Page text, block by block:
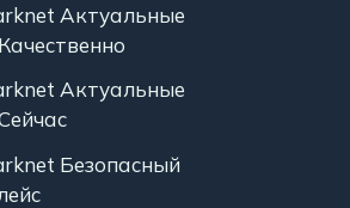
Актуальные
Актуальные
Безопасный